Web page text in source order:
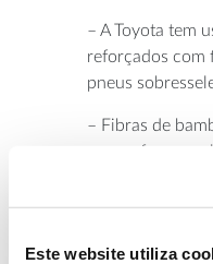
Este website utiliza
– A Toyota tem
reforçados com
pneus
– Fibras de
para reforçar